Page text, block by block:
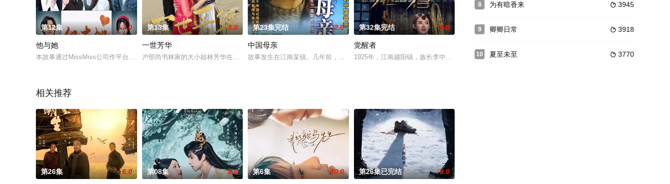
第12集 7.0
他与她
本故事通过MissMiss公司作平台，带出不同的婚姻或婚姻个案，有浪漫的金童玉女，有被家人反对仍坚持真爱永恒的情侣，也有恶男恶女天生一对。通
第13集 3.0
一世芳华
户部尚书林家的大小姐林芳华在母亲和弟弟的陪同下回到家乡婺州，准备和婺州长史家的公子王硕成婚，却在堂妹口中得知王硕是一个不学无术、仗势欺人的纨
第23集完结 2.0
中国母亲
故事发生在江南某镇。几年前，母亲王娟（归亚蕾 饰）带着大女儿黄鹂（蒋林静 饰）、次女黄琳（舒畅 饰）嫁给了黄智清（张元 饰），黄当时也
第32集完结 9.0
觉醒者
1925年，江南越阳镇，族长李中之的次子李逸因帮共产党赵子岳招来军阀耿十八的围剿，李家家道中落。李
相关推荐
第26集 6.0 第08集 8.0 第6集 10.0 第26集已完结 9.0
8  3945
为有暗香来
9  3918
卿卿日常
10  3770
夏至未至